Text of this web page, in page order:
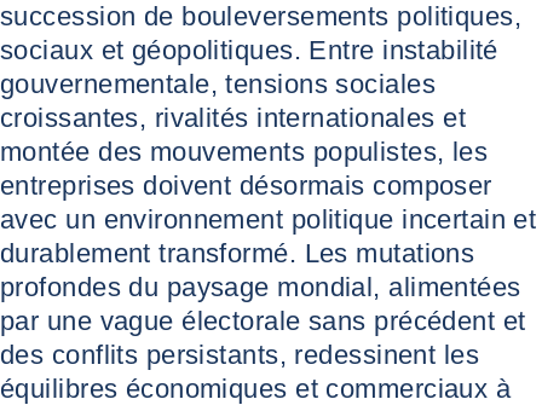
succession de bouleversements politiques,
sociaux et géopolitiques. Entre instabilité
gouvernementale, tensions sociales
croissantes, rivalités internationales et
montée des mouvements populistes, les
entreprises doivent désormais composer
avec un environnement politique incertain et
durablement transformé. Les mutations
profondes du paysage mondial, alimentées
par une vague électorale sans précédent et
des conflits persistants, redessinent les
équilibres économiques et commerciaux à